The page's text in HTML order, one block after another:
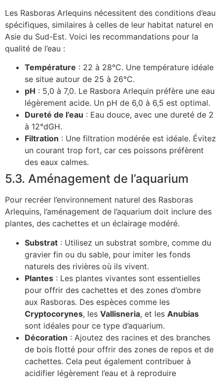
Les Rasboras Arlequins nécessitent des conditions d’eau
spécifiques, similaires à celles de leur habitat naturel en
Asie du Sud-Est. Voici les recommandations pour la
qualité de l’eau :
Température : 22 à 28°C. Une température idéale
se situe autour de 25 à 26°C.
pH : 5,0 à 7,0. Le Rasbora Arlequin préfère une eau
légèrement acide. Un pH de 6,0 à 6,5 est optimal.
Dureté de l’eau : Eau douce, avec une dureté de 2
à 12°dGH.
Filtration : Une filtration modérée est idéale. Évitez
un courant trop fort, car ces poissons préfèrent
des eaux calmes.
5.3. Aménagement de l’aquarium
Pour recréer l’environnement naturel des Rasboras
Arlequins, l’aménagement de l’aquarium doit inclure des
plantes, des cachettes et un éclairage modéré.
Substrat : Utilisez un substrat sombre, comme du
gravier fin ou du sable, pour imiter les fonds
naturels des rivières où ils vivent.
Plantes : Les plantes vivantes sont essentielles
pour offrir des cachettes et des zones d’ombre
aux Rasboras. Des espèces comme les
Cryptocorynes, les Vallisneria, et les Anubias
sont idéales pour ce type d’aquarium.
Décoration : Ajoutez des racines et des branches
de bois flotté pour offrir des zones de repos et de
cachettes. Cela peut également contribuer à
acidifier légèrement l’eau et à reproduire